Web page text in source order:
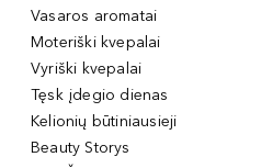
Vasaros aromatai
Moteriški kvepalai
Vyriški kvepalai
Tęsk įdegio dienas
Kelionių būtiniausieji
Beauty Storys